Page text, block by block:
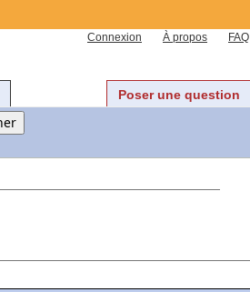
Connexion À propos FAQ
Poser une question